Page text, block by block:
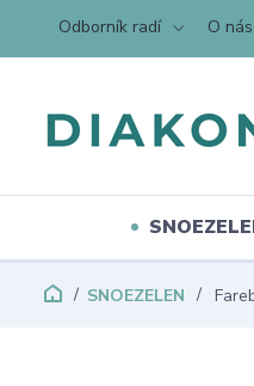
Odborník radí O nás
SNOEZELEN